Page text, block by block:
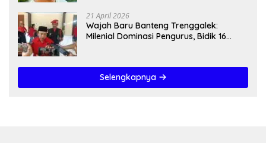
21 April 2026
Wajah Baru Banteng Trenggalek:
Milenial Dominasi Pengurus, Bidik 16
Selengkapnya